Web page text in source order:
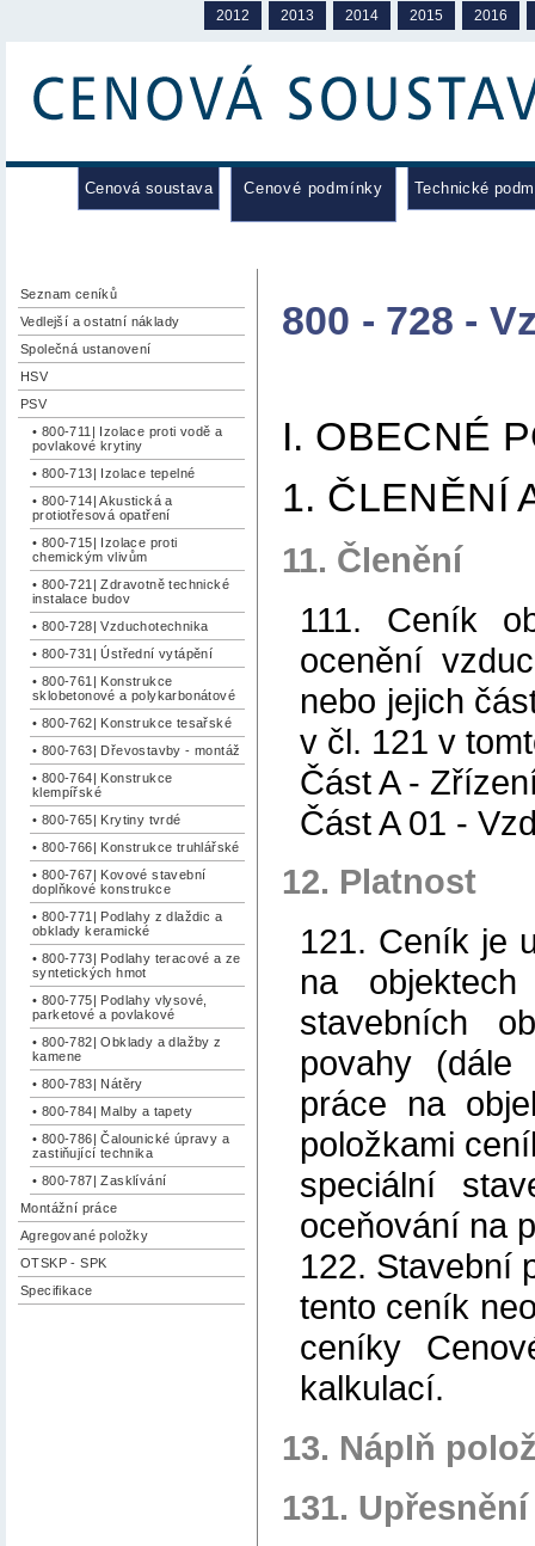
2012 2013 2014 2015 2016
Cenová soustava Cenové podmínky Technické
Seznam ceníků
Vedlejší a ostatní náklady
Společná ustanovení
HSV
PSV
• 800-711| Izolace proti vodě a
povlakové krytiny
• 800-713| Izolace tepelné
• 800-714| Akustická a
protiotřesová opatření
• 800-715| Izolace proti
chemickým vlivům
• 800-721| Zdravotně technické
instalace budov
• 800-728| Vzduchotechnika
• 800-731| Ústřední vytápění
• 800-761| Konstrukce
sklobetonové a polykarbonátové
• 800-762| Konstrukce tesařské
• 800-763| Dřevostavby - montáž
• 800-764| Konstrukce
klempířské
• 800-765| Krytiny tvrdé
• 800-766| Konstrukce truhlářské
• 800-767| Kovové stavební
doplňkové konstrukce
• 800-771| Podlahy z dlaždic a
obklady keramické
• 800-773| Podlahy teracové a ze
syntetických hmot
• 800-775| Podlahy vlysové,
parketové a povlakové
• 800-782| Obklady a dlažby z
kamene
• 800-783| Nátěry
• 800-784| Malby a tapety
• 800-786| Čalounické úpravy a
zastiňující technika
• 800-787| Zasklívání
Montážní práce
Agregované položky
OTSKP - SPK
Specifikace
800 - 728 -
I. OBECNÉ
1. ČLENĚNÍ
11. Členění
111. Ceník
ocenění
nebo jejich
v čl. 121 v
Část A -
Část A 01 -
12. Platnost
121. Ceník je
na
stavebních
povahy (dále
práce na
položkami
speciální
oceňování na
122. Stavební
tento ceník
ceníky
kalkulací.
13. Náplň
131.